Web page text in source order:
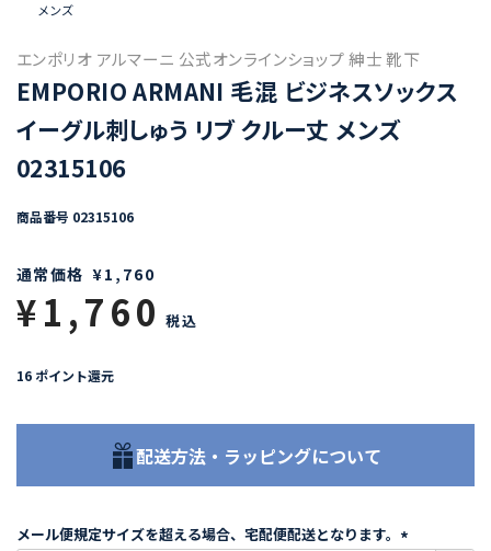
メンズ
エンポリオ アルマーニ 公式オンラインショップ 紳士 靴下
EMPORIO ARMANI 毛混 ビジネスソックス
イーグル刺しゅう リブ クルー丈 メンズ
02315106
商品番号 02315106
通常価格 ¥1,760
¥1,760 税込
16 ポイント還元
配送方法・ラッピングについて
メール便規定サイズを超える場合、宅配便配送となります。